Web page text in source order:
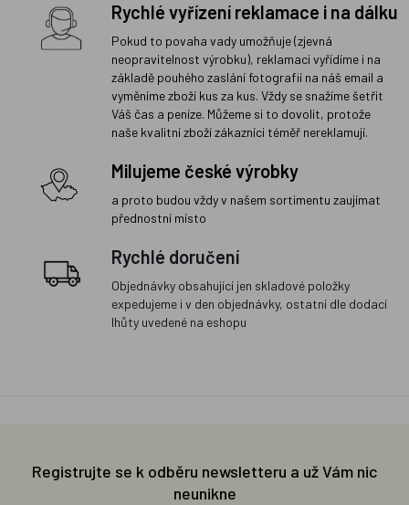
Rychlé vyřízení reklamace i na dálku
Pokud to povaha vady umožňuje (zjevná
neopravitelnost výrobku), reklamaci vyřídíme i na
základě pouhého zaslání fotografií na náš email a
vyměníme zboží kus za kus. Vždy se snažíme šetřit
Váš čas a peníze. Můžeme si to dovolit, protože
naše kvalitní zboží zákazníci téměř nereklamují.
Milujeme české výrobky
a proto budou vždy v našem sortimentu zaujímat
přednostní místo
Rychlé doručení
Objednávky obsahující jen skladové položky
expedujeme i v den objednávky, ostatní dle dodací
lhůty uvedené na eshopu
Registrujte se k odběru newsletteru a už Vám nic
neunikne